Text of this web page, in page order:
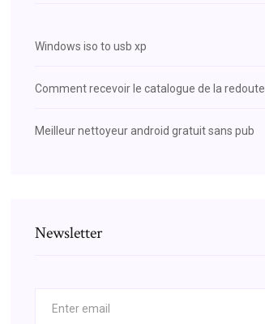
Windows iso to usb xp
Comment recevoir le catalogue de la redoute
Meilleur nettoyeur android gratuit sans pub
Newsletter